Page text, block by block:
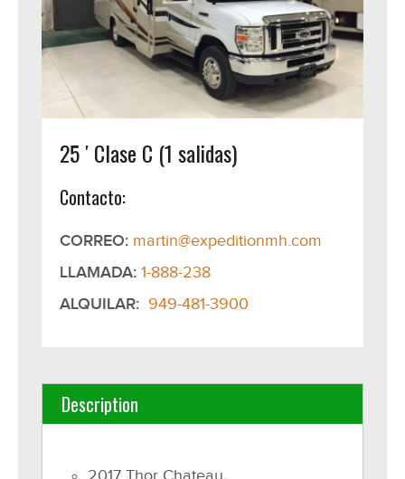
25 ′ Clase C (1 salidas)
Contacto:
CORREO: martin@expeditionmh.com
LLAMADA: 1-888-238
ALQUILAR: 949-481-3900
Description
2017 Thor Chateau,